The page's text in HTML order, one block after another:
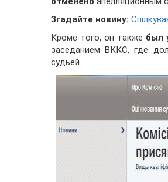
Згадайте новину:
Кроме того, он также был
заседанием ВККС, где
судьей.